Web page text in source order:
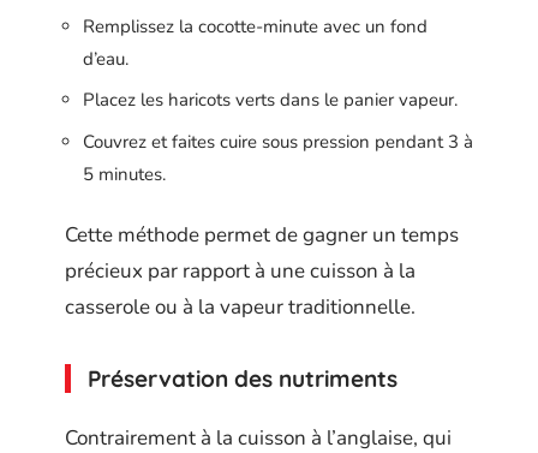
Remplissez la cocotte-minute avec un fond
d’eau.
Placez les haricots verts dans le panier vapeur.
Couvrez et faites cuire sous pression pendant 3 à
5 minutes.
Cette méthode permet de gagner un temps
précieux par rapport à une cuisson à la
casserole ou à la vapeur traditionnelle.
Préservation des nutriments
Contrairement à la cuisson à l’anglaise, qui